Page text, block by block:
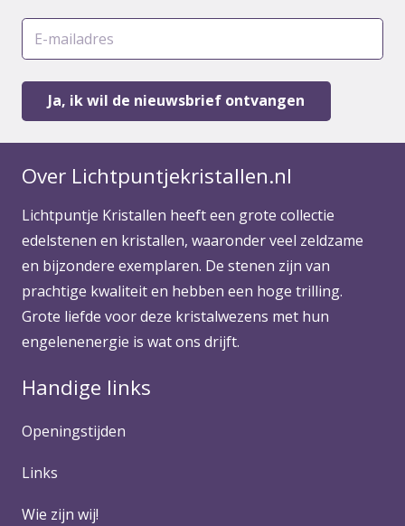
Over Lichtpuntjekristallen.nl
Lichtpuntje Kristallen heeft een grote collectie
edelstenen en kristallen, waaronder veel zeldzame
en bijzondere exemplaren. De stenen zijn van
prachtige kwaliteit en hebben een hoge trilling.
Grote liefde voor deze kristalwezens met hun
engelenenergie is wat ons drijft.
Handige links
Openingstijden
Links
Wie zijn wij!